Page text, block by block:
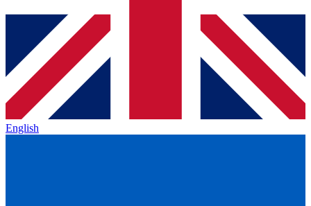
English